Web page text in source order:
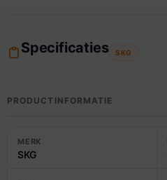
Specificaties SKG
PRODUCTINFORMATIE
MERK
SKG